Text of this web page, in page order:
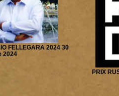
FELLEGARA 2024 30
2024
PRIX